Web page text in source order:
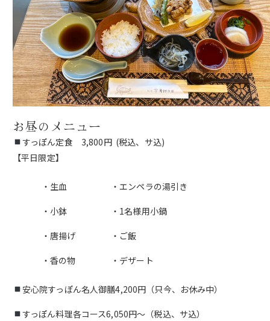
お昼のメニュー
すっぽん定食 3,800円 (税込、サ込)
【平日限定】
・生血 ・エンペラの湯引き
・小鉢 ・1名様用小鍋
・唐揚げ ・ご飯
・香の物 ・デザート
安心院すっぽん名人御膳4,200円（只今、お休み中）
すっぽん料理各コース6,050円〜（税込、サ込）